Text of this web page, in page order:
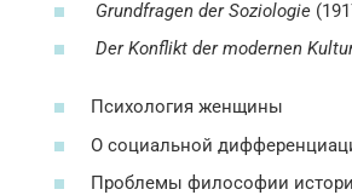
Grundfragen der Soziologie
Der Konflikt der modernen
Психология женщины
О социальной
Проблемы философии